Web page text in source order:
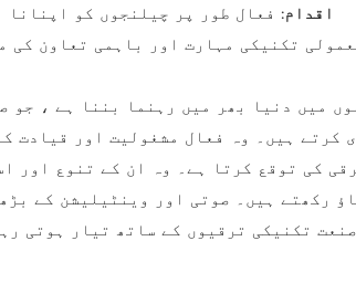
اقدام: فعال طور پر چیلنجوں کو
تکنیکی مہارت اور باہمی تعاون
میں دنیا بھر میں رہنما بننا ہے ،
کرتے ہیں۔ وہ فعال مشغولیت اور
کی توقع کرتا ہے۔ وہ ان کے تنوع اور
رکھتے ہیں۔ صوتی اور وینٹیلیشن کے
تکنیکی ترقیوں کے ساتھ تیار ہوتی